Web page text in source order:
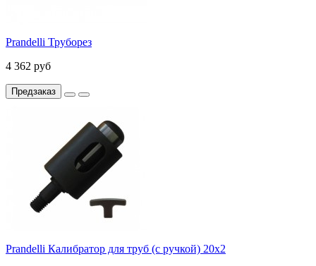
Prandelli Труборез
4 362 руб
Предзаказ
Prandelli Калибратор для труб (с ручкой) 20х2